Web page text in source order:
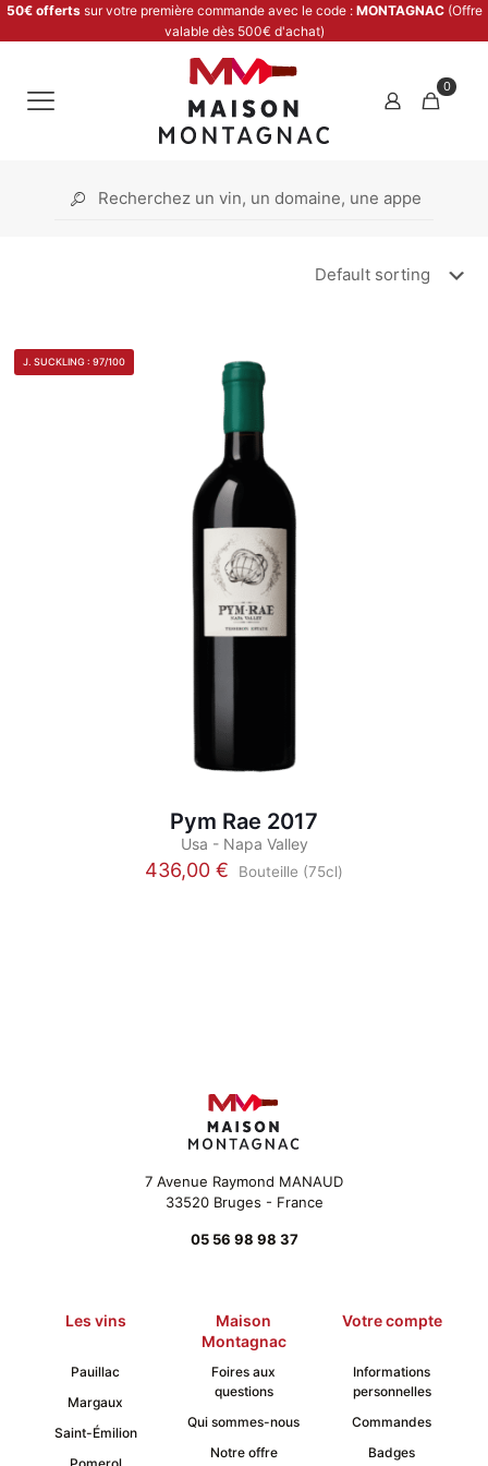
50€ offertssur votre première commande avec le code : MONTAGNAC (Offre
valable dès 500€ d'achat)
0
J. SUCKLING : 97/100
Pym Rae 2017
Usa - Napa Valley
436,00 €
Bouteille (75cl)
on
the
product
7 Avenue Raymond MANAUD
33520 Bruges - France
05 56 98 98 37
Les vins
Maison
Montagnac
Votre compte
Pauillac
Margaux
Saint-Émilion
Foires aux
questions
Qui sommes-nous
Notre offre
Informations
personnelles
Commandes
Badges